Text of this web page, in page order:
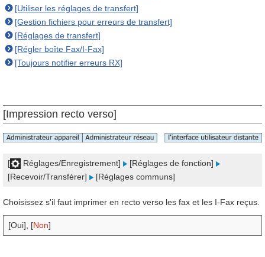
[Utiliser les réglages de transfert]
[Gestion fichiers pour erreurs de transfert]
[Réglages de transfert]
[Régler boîte Fax/I-Fax]
[Toujours notifier erreurs RX]
[Impression recto verso]
[ Réglages/Enregistrement]
[Réglages de fonction]
[Recevoir/Transférer]
[Réglages communs]
Choisissez s'il faut imprimer en recto verso les fax et les I-Fax reçus.
[Oui], [Non]